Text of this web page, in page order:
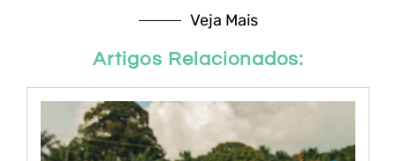
Veja Mais
Artigos Relacionados: